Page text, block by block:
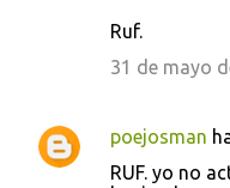
Ruf.
31 de mayo
poejosman
RUF. yo no